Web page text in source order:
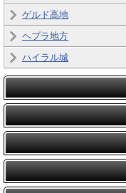
ゲルド高地
ヘブラ地方
ハイラル城